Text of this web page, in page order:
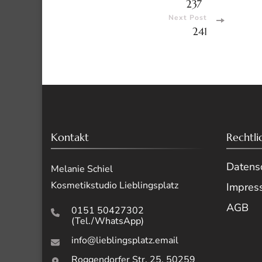
237
Next Post
241
Kontakt
Melanie Schiel
Kosmetikstudio Lieblingsplatz
0151 50427302
(Tel./WhatsApp)
info@lieblingsplatz.email
AGB